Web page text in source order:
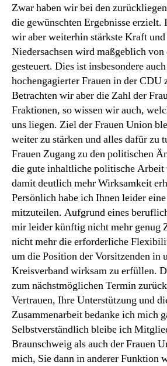
Zwar haben wir bei den
die gewünschten Ergebnisse erzielt.
wir aber weiterhin stärkste Kraft und
Niedersachsen wird maßgeblich
gesteuert. Dies ist insbesondere
hochengagierter Frauen in der CDU
Betrachten wir aber die Zahl der
Fraktionen, so wissen wir auch,
uns liegen. Ziel der Frauen Union
weiter zu stärken und alles dafür zu
Frauen Zugang zu den politischen
die gute inhaltliche politische Arbeit
damit deutlich mehr Wirksamkeit
Persönlich habe ich Ihnen leider
mitzuteilen. Aufgrund eines
mir leider künftig nicht mehr genug
nicht mehr die erforderliche
um die Position der Vorsitzenden in
Kreisverband wirksam zu erfüllen.
zum nächstmöglichen Termin
Vertrauen, Ihre Unterstützung und
Zusammenarbeit bedanke ich mich
Selbstverständlich bleibe ich
Braunschweig als auch der Frauen
mich, Sie dann in anderer Funktion